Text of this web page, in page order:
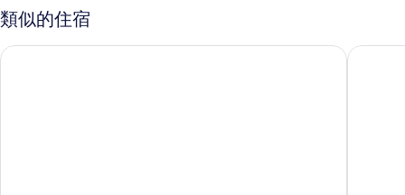
房
(Pet
not
多
張
床,
非
類似的住宿
東急 STAY 沖繩那霸 沖繩吉